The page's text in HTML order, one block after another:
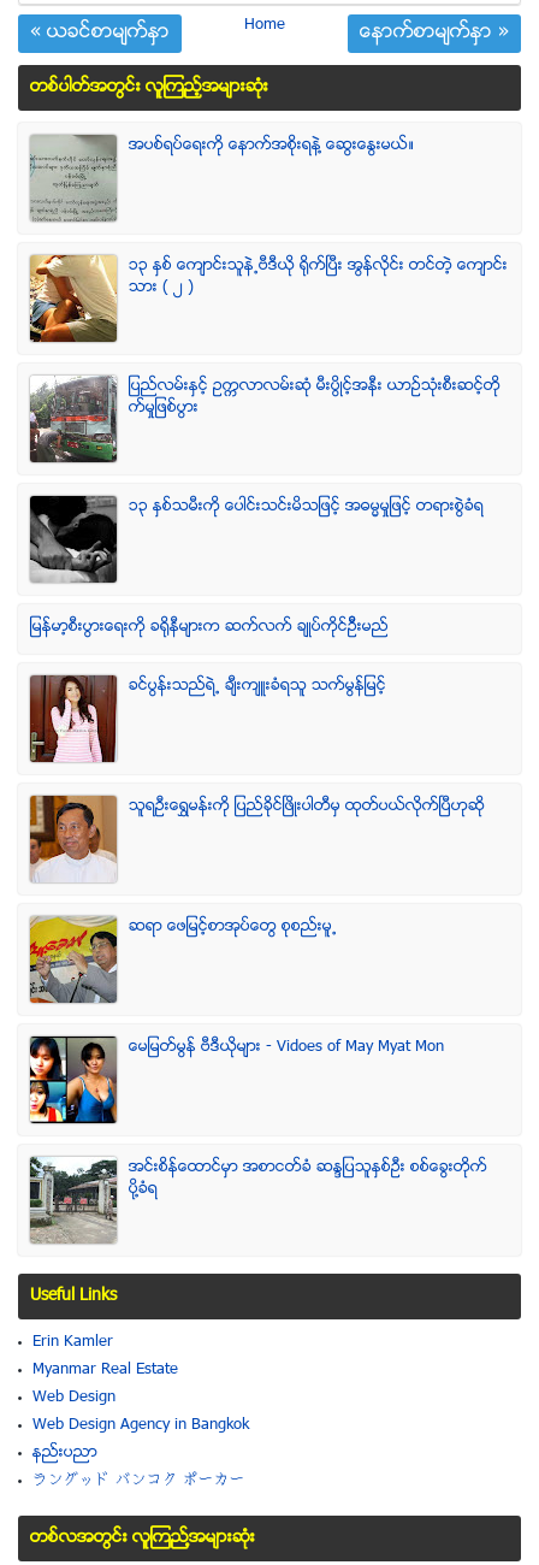
« ယခင္စာမ်က္ႏွာ Home ေနာက္စာမ်က္ႏွာ »
တစ္ပါတ္အတြင္း လူၾကည့္အမ်ားဆံုး
အပစ္ရပ္ေရးကို ေနာက္အစိုးရနဲ႔ ေဆြးေႏြးမယ္။
၁၃ ႏွစ္ ေက်ာင္းသူနဲ႕ဗီဒီယို ရိုက္ျပီး အြန္လိုင္း တင္တဲ့ ေက်ာင္း
သား ( ၂ )
ျပည္လမ္းႏွင့္ ဥကၠလာလမ္းဆုံ မီးပြိဳင့္အနီး ယာဥ္သုံးစီးဆင့္တို
က္မႈျဖစ္ပြား
၁၃ ႏွစ္သမီးကို ေပါင္းသင္းမိသျဖင့္ အဓမၼမႈျဖင့္ တရားစြဲခံရ
ျမန္မာ့စီးပြားေရးကို ခရိုနီမ်ားက ဆက္လက္ ခ်ဳပ္ကိုင္ဥိီးမည္
ခင္ပြန္းသည္ရဲ႕ ခ်ီးက်ဴးခံရသူ သက္မြန္ျမင့္
သူရဦးေရႊမန္းကို ျပည္ခိုင္ျဖိဳးပါတီမွ ထုတ္ပယ္လိုက္ျပီဟုဆို
ဆရာ ေဖျမင့္စာအုပ္ေတြ စုစည္းမူ႕
ေမျမတ္မြန္ ဗီဒီယုိမ်ား - Vidoes of May Myat Mon
အင္းစိန္ေထာင္မွာ အစာငတ္ခံ ဆႏၵျပသူႏွစ္ဦး စစ္ေခြးတုိက္
ပုိ႔ခံရ
Useful Links
Erin Kamler
Myanmar Real Estate
Web Design
Web Design Agency in Bangkok
နည္းပညာ
ラングッド バンコク ポーカー
တစ္လအတြင္း လူၾကည္႔အမ်ားဆံုး